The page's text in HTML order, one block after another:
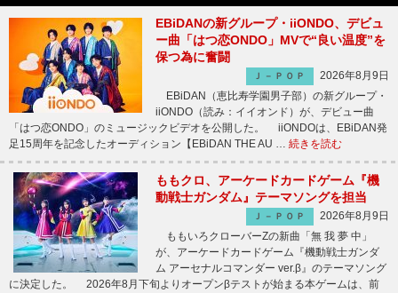
EBiDANの新グループ・iiONDO、デビュ
ー曲「はつ恋ONDO」MVで“良い温度”を
保つ為に奮闘
Ｊ－ＰＯＰ
2026年8月9日
EBiDAN（恵比寿学園男子部）の新グループ・
iiONDO（読み：イイオンド）が、デビュー曲
「はつ恋ONDO」のミュージックビデオを公開した。 iiONDOは、EBiDAN発
足15周年を記念したオーディション【EBiDAN THE AU … 続きを読む
ももクロ、アーケードカードゲーム『機
動戦士ガンダム』テーマソングを担当
Ｊ－ＰＯＰ
2026年8月9日
ももいろクローバーZの新曲「無 我 夢 中」
が、アーケードカードゲーム『機動戦士ガンダ
ム アーセナルコマンダー ver.β』のテーマソング
に決定した。 2026年8月下旬よりオープンβテストが始まる本ゲームは、前